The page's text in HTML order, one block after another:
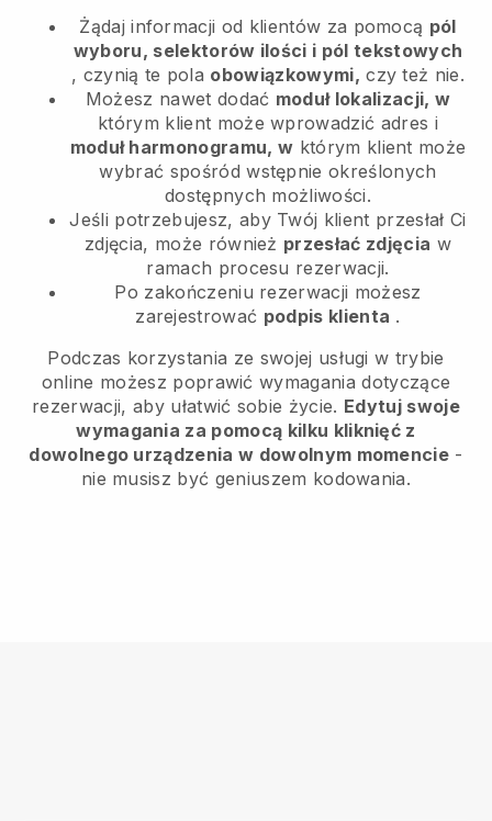
Żądaj informacji od klientów za pomocą pól
wyboru, selektorów ilości i pól tekstowych
, czynią te pola obowiązkowymi, czy też nie.
Możesz nawet dodać moduł lokalizacji, w
którym klient może wprowadzić adres i
moduł harmonogramu, w którym klient może
wybrać spośród wstępnie określonych
dostępnych możliwości.
Jeśli potrzebujesz, aby Twój klient przesłał Ci
zdjęcia, może również przesłać zdjęcia w
ramach procesu rezerwacji.
Po zakończeniu rezerwacji możesz
zarejestrować podpis klienta .
Podczas korzystania ze swojej usługi w trybie
online możesz poprawić wymagania dotyczące
rezerwacji, aby ułatwić sobie życie. Edytuj swoje
wymagania za pomocą kilku kliknięć z
dowolnego urządzenia w dowolnym momencie -
nie musisz być geniuszem kodowania.